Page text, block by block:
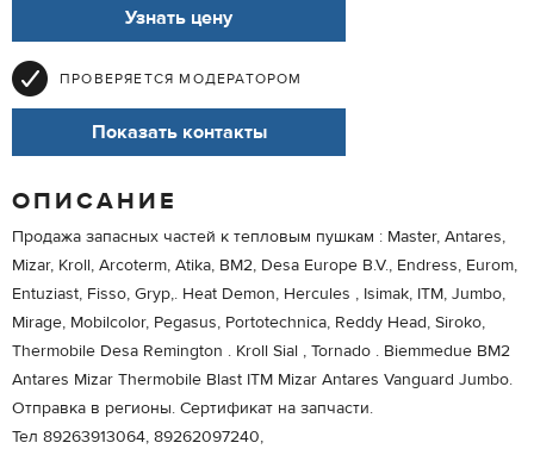
Узнать цену
ПРОВЕРЯЕТСЯ МОДЕРАТОРОМ
Показать контакты
ОПИСАНИЕ
Продажа запасных частей к тепловым пушкам : Master, Antares,
Mizar, Kroll, Arcoterm, Atika, BM2, Desa Europe B.V., Endress, Eurom,
Entuziast, Fisso, Gryp,. Heat Demon, Hercules , Isimak, ITM, Jumbo,
Mirage, Mobilcolor, Pegasus, Portotechnica, Reddy Head, Siroko,
Thermobile Desa Remington . Kroll Sial , Tornado . Biemmedue BM2
Antares Mizar Thermobile Blast ITM Mizar Antares Vanguard Jumbo.
Отправка в регионы. Сертификат на запчасти.
Тел 89263913064, 89262097240,